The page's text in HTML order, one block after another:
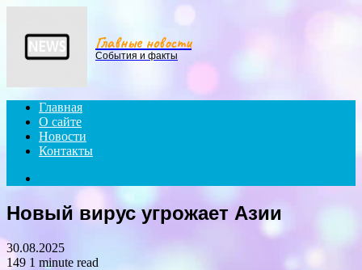
Главные новости
События и факты
Главная
О сайте
Новости
Контакты
Новый вирус угрожает Азии
30.08.2025
149 1 minute read